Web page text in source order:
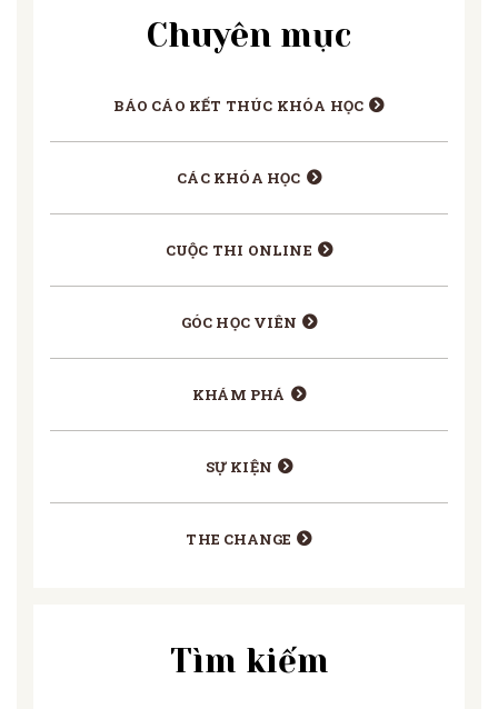
Chuyên mục
BÁO CÁO KẾT THÚC KHÓA HỌC
CÁC KHÓA HỌC
CUỘC THI ONLINE
GÓC HỌC VIÊN
KHÁM PHÁ
SỰ KIỆN
THE CHANGE
Tìm kiếm